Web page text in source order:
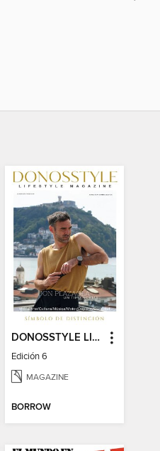
DONOSSTYLE LIFESTYLE MAGAZINE
Edición 6
MAGAZINE
BORROW